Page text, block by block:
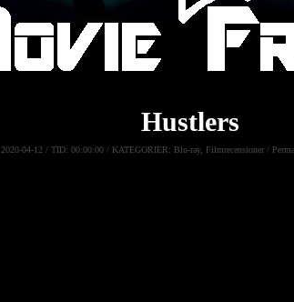
Hustlers
2020-04-12 / TID: 00:00:00 / KATEGORIER: Blu-ray, Filmrecensioner /